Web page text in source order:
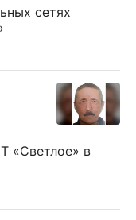
сетях
«Светлое» в